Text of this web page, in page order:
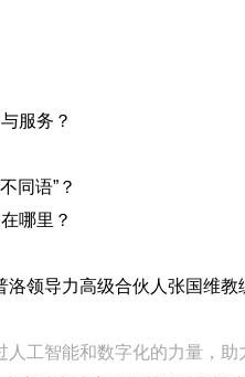
服务？
同语”？
哪里？
领导力高级合伙人张国维
工智能和数字化的力量，助